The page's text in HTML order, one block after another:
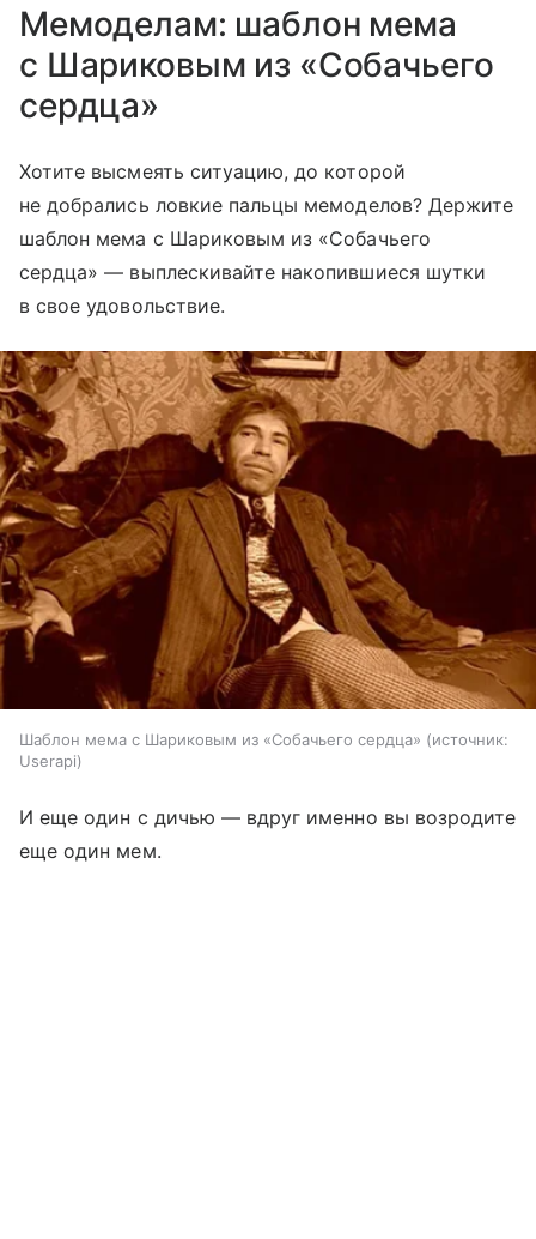
Мемоделам: шаблон мема
с Шариковым из «Собачьего
сердца»
Хотите высмеять ситуацию, до которой
не добрались ловкие пальцы мемоделов? Держите
шаблон мема с Шариковым из «Собачьего
сердца» — выплескивайте накопившиеся шутки
в свое удовольствие.
Шаблон мема с Шариковым из «Собачьего сердца»
источник:
Userapi
И еще один с дичью — вдруг именно вы возродите
еще один мем.